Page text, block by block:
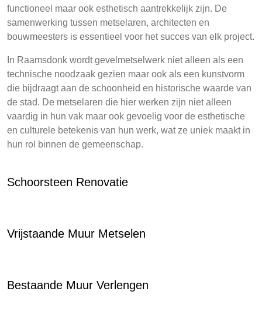
functioneel maar ook esthetisch aantrekkelijk zijn. De
samenwerking tussen metselaren, architecten en
bouwmeesters is essentieel voor het succes van elk project.
In Raamsdonk wordt gevelmetselwerk niet alleen als een
technische noodzaak gezien maar ook als een kunstvorm
die bijdraagt aan de schoonheid en historische waarde van
de stad. De metselaren die hier werken zijn niet alleen
vaardig in hun vak maar ook gevoelig voor de esthetische
en culturele betekenis van hun werk, wat ze uniek maakt in
hun rol binnen de gemeenschap.
Schoorsteen Renovatie
Vrijstaande Muur Metselen
Bestaande Muur Verlengen